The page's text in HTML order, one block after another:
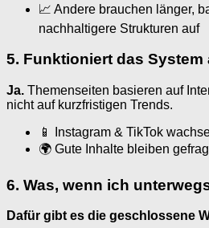
📈 Andere brauchen länger,
nachhaltigere Strukturen auf
5. Funktioniert das System
Ja. Themenseiten basieren auf
nicht auf kurzfristigen Trends.
📱 Instagram & TikTok
🌍 Gute Inhalte bleiben
6. Was, wenn ich
Dafür gibt es die geschlossene